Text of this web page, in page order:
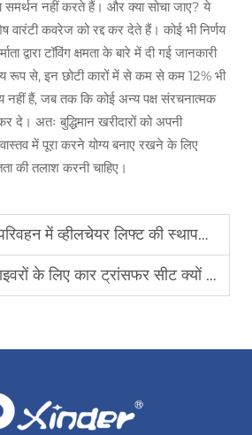
समर्थन नहीं करते हैं। और क्या सोचा जाए? ये
कवरेज को रद्द कर देते हैं। कोई भी निर्णय
द्वारा टॉविंग क्षमता के बारे में दी गई जानकारी
रूप से, इन छोटी कारों में से कम से कम 12% भी
नहीं हैं, जब तक कि कोई अन्य पक्ष संरचनात्मक
दे। अतः बुद्धिमान खरीदारों को अपनी
में पूरा करने योग्य बनाए रखने के लिए
की तलाश करनी चाहिए।
में व्हीलचेयर लिफ्ट की स्थापना से क्या लाभ होते हैं?
के लिए कार ट्रांसफर सीट क्यों आदर्श विकल्प है